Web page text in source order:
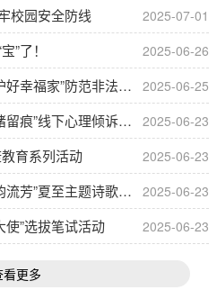
2025-07-01
校园安全防线
2025-06-26
”了！
2025-06-25
会计学院举办“守好钱袋子，护好幸福家”防范非法集资宣传讲座
2025-06-23
会计学院开展“心灵笔迹，情绪留痕”线下心理倾诉活动
2025-06-23
育系列活动
2025-06-23
会计学院举办“蝉鸣夏至，诗韵流芳”夏至主题诗歌创作活动
2025-06-23
使”选拔笔试活动
看更多